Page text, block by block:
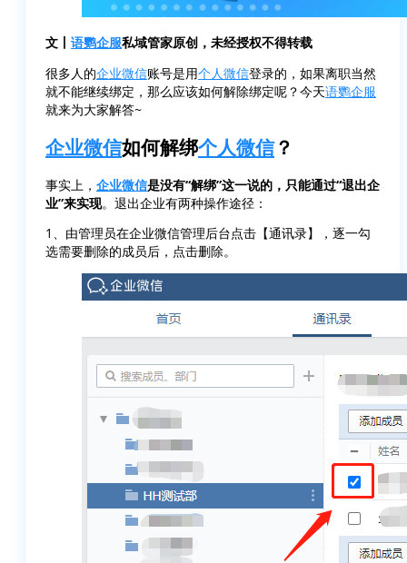
文丨 语鹦企服私域管家原创，未经授权不得转载
很多人的企业微信账号是用个人微信登录的，如果离职当然
就不能继续绑定，那么应该如何解除绑定呢？今天语鹦企服
就来为大家解答~
企业微信如何解绑个人微信？
事实上， 企业微信是没有“解绑”这一说的，只能通过“退出企
业”来实现。退出企业有两种操作途径：
1、由管理员在企业微信管理后台点击【通讯录】，逐一勾
选需要删除的成员后，点击删除。